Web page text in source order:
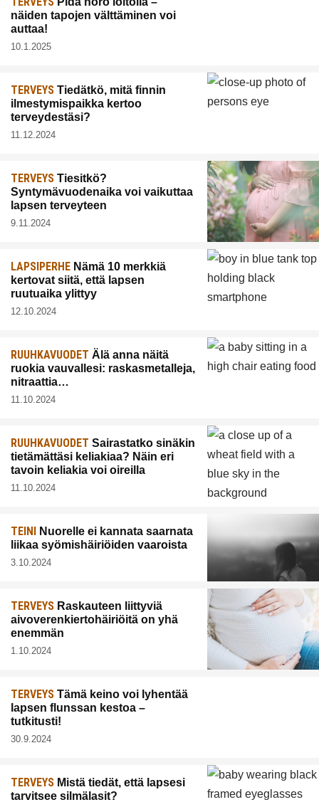
näiden tapojen välttäminen voi
auttaa!
10.1.2025
TERVEYS Tiedätkö, mitä finnin
ilmestymispaikka kertoo
terveydestäsi?
11.12.2024
TERVEYS Tiesitkö?
Syntymävuodenaika voi vaikuttaa
lapsen terveyteen
9.11.2024
LAPSIPERHE Nämä 10 merkkiä
kertovat siitä, että lapsen
ruutuaika ylittyy
12.10.2024
RUUHKAVUODET Älä anna näitä
ruokia vauvallesi: raskasmetalleja,
nitraattia…
11.10.2024
RUUHKAVUODET Sairastatko sinäkin
tietämättäsi keliakiaa? Näin eri
tavoin keliakia voi oireilla
11.10.2024
TEINI Nuorelle ei kannata saarnata
liikaa syömishäiriöiden vaaroista
3.10.2024
TERVEYS Raskauteen liittyviä
aivoverenkiertohäiriöitä on yhä
enemmän
1.10.2024
TERVEYS Tämä keino voi lyhentää
lapsen flunssan kestoa –
tutkitusti!
30.9.2024
TERVEYS Mistä tiedät, että lapsesi
tarvitsee silmälasit?